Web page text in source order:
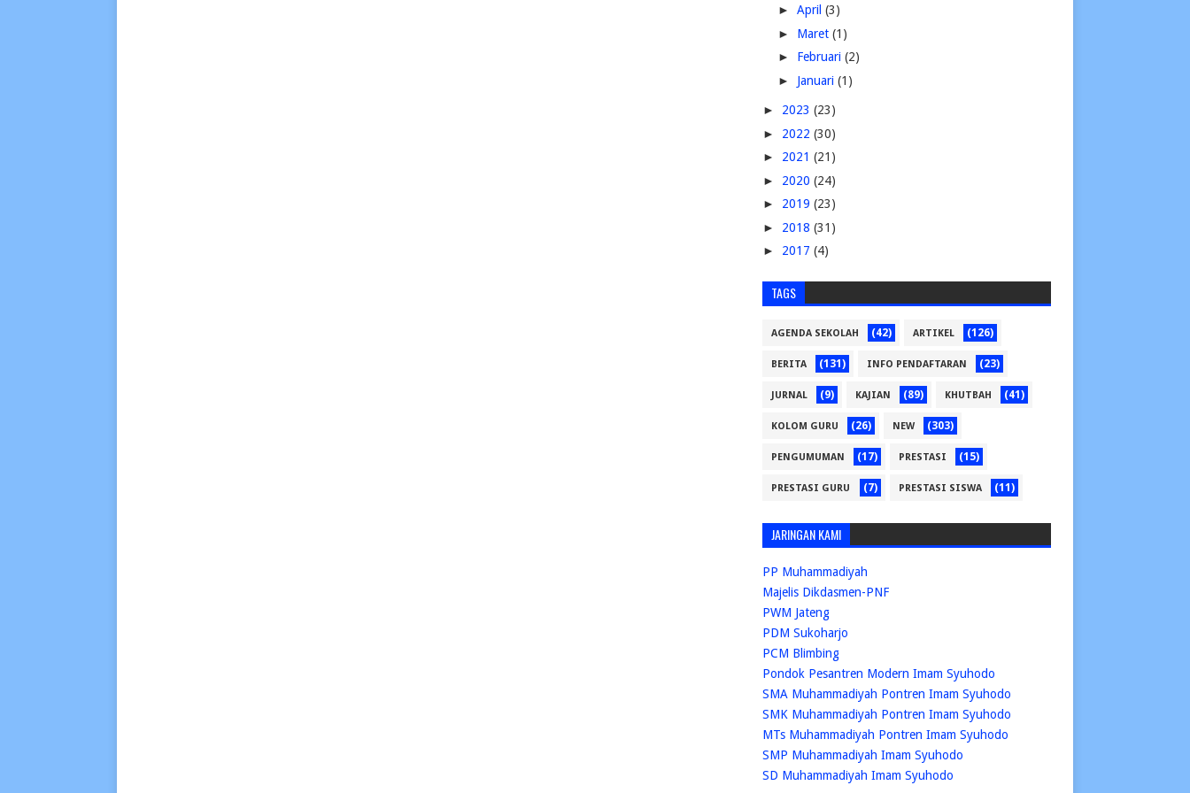
► April (3)
► Maret (1)
► Februari (2)
► Januari (1)
► 2023 (23)
► 2022 (30)
► 2021 (21)
► 2020 (24)
► 2019 (23)
► 2018 (31)
► 2017 (4)
TAGS
AGENDA SEKOLAH (42) ARTIKEL (126)
BERITA (131) INFO PENDAFTARAN (23)
JURNAL (9) KAJIAN (89) KHUTBAH (41)
KOLOM GURU (26) NEW (303)
PENGUMUMAN (17) PRESTASI (15)
PRESTASI GURU (7) PRESTASI SISWA (11)
JARINGAN KAMI
PP Muhammadiyah
Majelis Dikdasmen-PNF
PWM Jateng
PDM Sukoharjo
PCM Blimbing
Pondok Pesantren Modern Imam Syuhodo
SMA Muhammadiyah Pontren Imam Syuhodo
SMK Muhammadiyah Pontren Imam Syuhodo
MTs Muhammadiyah Pontren Imam Syuhodo
SMP Muhammadiyah Imam Syuhodo
SD Muhammadiyah Imam Syuhodo